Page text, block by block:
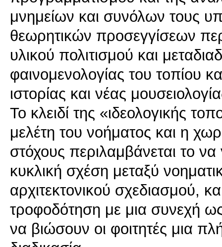
μνημείων και συνόλων τους
θεωρητικών προσεγγίσεων
υλικού πολιτισμού και
φαινομενολογίας του τοπίου
ιστορίας και νέας
Το κλειδί της «ιδεολογικής
μελέτη του νοήματος και η
στόχους περιλαμβάνεται το
κυκλική σχέση μεταξύ
αρχιτεκτονικού σχεδιασμού,
τροφοδότηση με μια συνεχή
να βιώσουν οι φοιτητές μια